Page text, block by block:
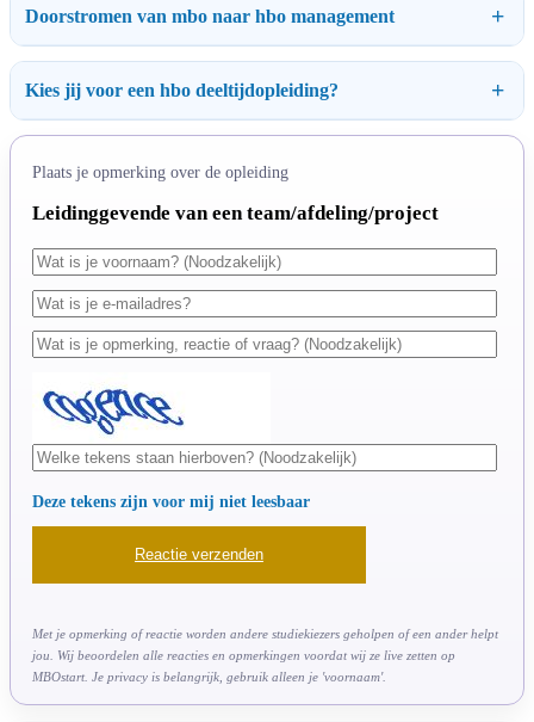
Doorstromen van mbo naar hbo management
Kies jij voor een hbo deeltijdopleiding?
Plaats je opmerking over de opleiding
Leidinggevende van een team/afdeling/project
Deze tekens zijn voor mij niet leesbaar
Met je opmerking of reactie worden andere studiekiezers geholpen of een ander helpt
jou. Wij beoordelen alle reacties en opmerkingen voordat wij ze live zetten op
MBOstart. Je privacy is belangrijk, gebruik alleen je 'voornaam'.